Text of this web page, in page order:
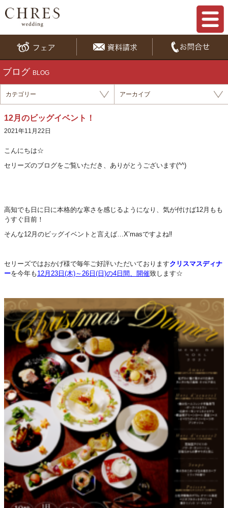
ブログ BLOG
カテゴリー アーカイブ
12月のビッグイベント！
2021年11月22日
こんにちは☆
セリーズのブログをご覧いただき、ありがとうございます(^^)
高知でも日に日に本格的な寒さを感じるようになり、気が付けば12月もも
うすぐ目前！
そんな12月のビッグイベントと言えば…X’masですよね‼
セリーズではおかげ様で毎年ご好評いただいておりますクリスマスディナ
ーを今年も 12月23日(木)～26日(日)の4日間、開催致します☆